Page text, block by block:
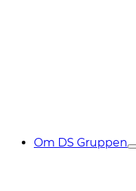
Om DS Gruppen